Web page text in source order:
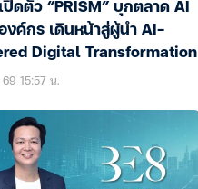
ปิดตัว “PRISM” บุกตลาด AI
งค์กร เดินหน้าสู่ผู้นำ AI-
Digital Transformation
15:57 น.